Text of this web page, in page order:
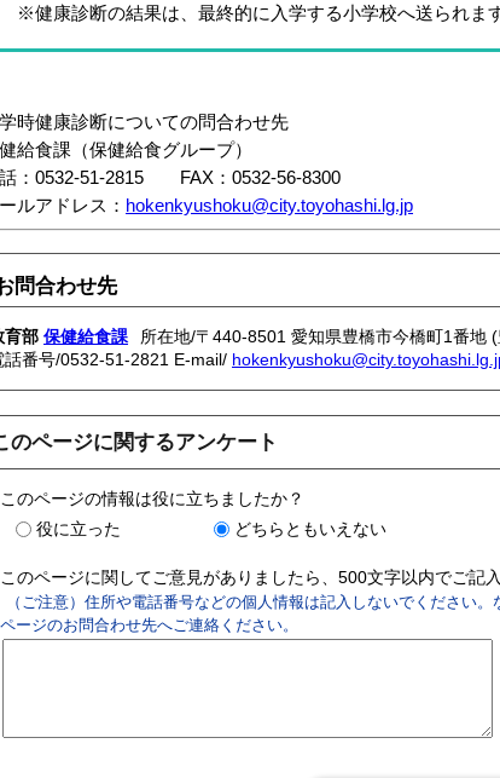
康診断の結果は、最終的に入学する小学校へ送られます
時健康診断についての問合わせ先
給食課（保健給食グループ）
：0532-51-2815 FAX：0532-56-8300
ルアドレス： hokenkyushoku@city.toyohashi.lg.jp
問合わせ先
育部 保健給食課
所在地/〒440-8501 愛知県豊橋市今橋町1番地
話番号/0532-51-2821 E-mail/
のページに関するアンケート
このページの情報は役に立ちましたか？
役に立った
どちらともいえない
このページに関してご意見がありましたら、500文字以内でご記
（ご注意）住所や電話番号などの個人情報は記入しないでください
ページのお問合わせ先へご連絡ください。